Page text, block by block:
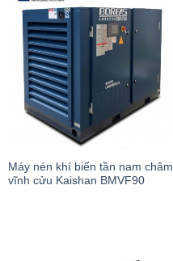
Máy nén khí biến tần nam châm
vĩnh cửu Kaishan BMVF90